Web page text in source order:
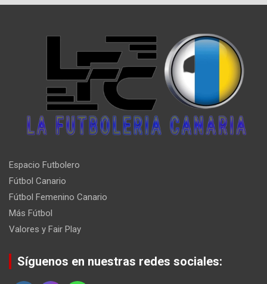
Espacio Futbolero
Fútbol Canario
Fútbol Femenino Canario
Más Fútbol
Valores y Fair Play
Síguenos en nuestras redes sociales: